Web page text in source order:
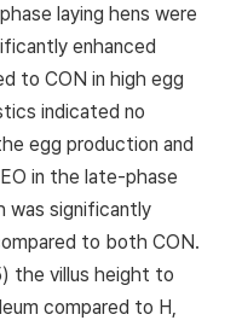
laying hens were
enhanced
to CON in high egg
indicated no
egg production and
in the late-phase
was significantly
to both CON.
the villus height to
compared to H,